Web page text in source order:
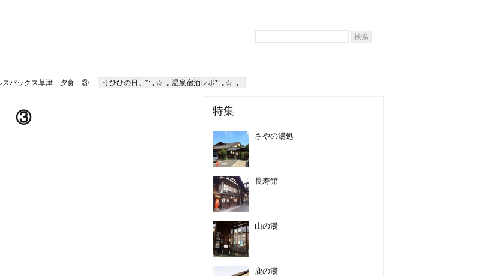
スパックス草津 夕食 ③ うひひの日。*:.｡☆..｡.温泉宿泊レポ*:.｡☆..｡.
③ 特集
さやの湯処
長寿館
山の湯
鹿の湯